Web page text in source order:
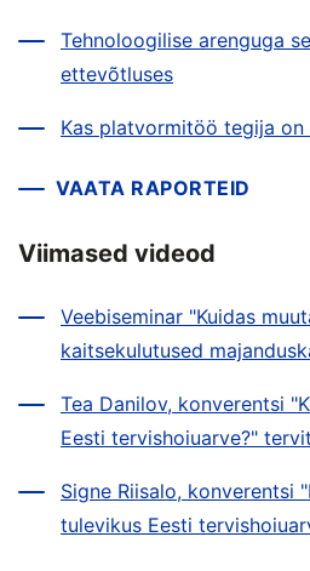
Tehnoloogilise arenguga
ettevõtluses
Kas platvormitöö tegija
VAATA RAPORTEID
Viimased videod
Veebiseminar "Kuidas
kaitsekulutused
Tea Danilov, konverentsi
Eesti tervishoiuarve?"
Signe Riisalo, konverentsi
tulevikus Eesti